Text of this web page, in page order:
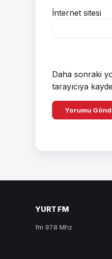
İnternet sitesi
Daha sonraki
tarayıcıya
YURT FM
fm 97.8 Mhz